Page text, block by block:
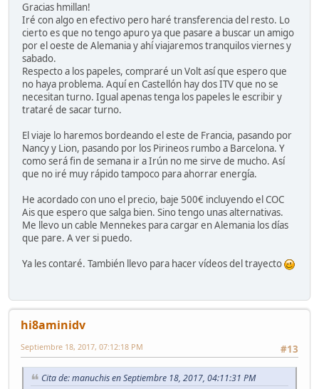
Gracias hmillan!
Iré con algo en efectivo pero haré transferencia del resto. Lo
cierto es que no tengo apuro ya que pasare a buscar un amigo
por el oeste de Alemania y ahí viajaremos tranquilos viernes y
sabado.
Respecto a los papeles, compraré un Volt así que espero que
no haya problema. Aquí en Castellón hay dos ITV que no se
necesitan turno. Igual apenas tenga los papeles le escribir y
trataré de sacar turno.
El viaje lo haremos bordeando el este de Francia, pasando por
Nancy y Lion, pasando por los Pirineos rumbo a Barcelona. Y
como será fin de semana ir a Irún no me sirve de mucho. Así
que no iré muy rápido tampoco para ahorrar energía.
He acordado con uno el precio, baje 500€ incluyendo el COC
Ais que espero que salga bien. Sino tengo unas alternativas.
Me llevo un cable Mennekes para cargar en Alemania los días
que pare. A ver si puedo.
Ya les contaré. También llevo para hacer vídeos del trayecto
hi8aminidv
#13
Septiembre 18, 2017, 07:12:18 PM
Cita de: manuchis en Septiembre 18, 2017, 04:11:31 PM